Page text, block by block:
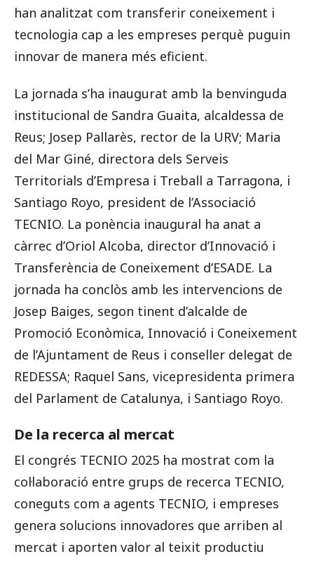
han analitzat com transferir coneixement i
tecnologia cap a les empreses perquè puguin
innovar de manera més eficient.
La jornada s’ha inaugurat amb la benvinguda
institucional de Sandra Guaita, alcaldessa de
Reus; Josep Pallarès, rector de la URV; Maria
del Mar Giné, directora dels Serveis
Territorials d’Empresa i Treball a Tarragona, i
Santiago Royo, president de l’Associació
TECNIO. La ponència inaugural ha anat a
càrrec d’Oriol Alcoba, director d’Innovació i
Transferència de Coneixement d’ESADE. La
jornada ha conclòs amb les intervencions de
Josep Baiges, segon tinent d’alcalde de
Promoció Econòmica, Innovació i Coneixement
de l’Ajuntament de Reus i conseller delegat de
REDESSA; Raquel Sans, vicepresidenta primera
del Parlament de Catalunya, i Santiago Royo.
De la recerca al mercat
El congrés TECNIO 2025 ha mostrat com la
col·laboració entre grups de recerca TECNIO,
coneguts com a agents TECNIO, i empreses
genera solucions innovadores que arriben al
mercat i aporten valor al teixit productiu